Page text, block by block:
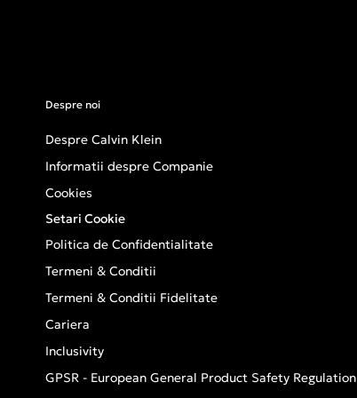
Despre noi
Despre Calvin Klein
Informatii despre Companie
Cookies
Setari Cookie
Politica de Confidentialitate
Termeni & Conditii
Termeni & Conditii Fidelitate
Cariera
Inclusivity
GPSR - European General Product Safety Regulation